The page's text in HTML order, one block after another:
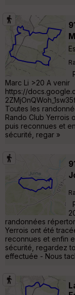
Marc Li >20 A venir
https://
Toutes les
Rando Club Yerrois
puis reconnues et
sécurité, regar »
randonnées
Yerrois ont été
reconnues et enfin
sécurité, regardez
effectuée - Nous